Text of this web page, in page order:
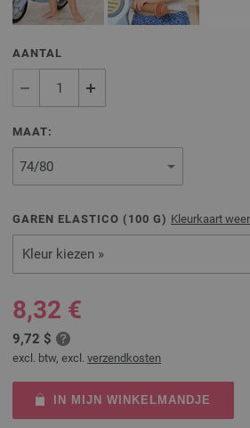
AANTAL
MAAT:
GAREN ELASTICO ( 100 G) Kleurkaart
Kleur kiezen »
8,32 €
9,72 $
excl. btw, excl. verzendkosten
IN MIJN WINKELMANDJE